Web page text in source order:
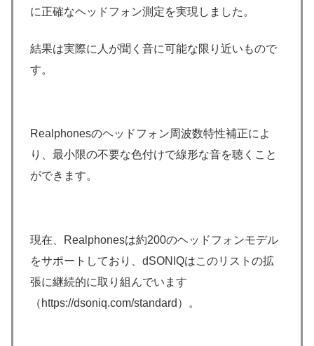
に正確なヘッドフォン測定を実現しました。
結果は実際に人が聞く音に可能な限り近いもので
す。
Realphonesのヘッドフォン周波数特性補正によ
り、最小限の不要な色付けで線形な音を聴くこと
ができます。
現在、Realphonesは約200のヘッドフォンモデル
をサポートしており、dSONIQはこのリストの拡
張に継続的に取り組んでいます
（https://dsoniq.com/standard）。